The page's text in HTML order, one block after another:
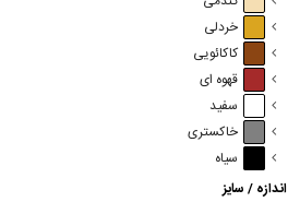
خردلی
کاکائویی
قهوه ای
سفید
خاکستری
سیاه
اندازه / سایز